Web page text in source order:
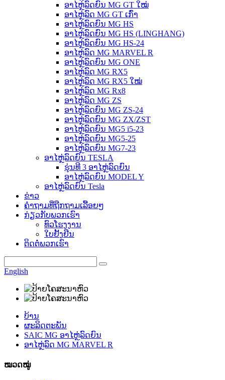
ອາໄຫຼ່ລົດຍົນ MG GT ໃໝ່
ອາໄຫຼ່ລົດ MG GT ເກົ່າ
ອາໄຫຼ່ລົດຍົນ MG HS
ອາໄຫຼ່ລົດຍົນ MG HS (LINGHANG)
ອາໄຫຼ່ລົດຍົນ MG HS-24
ອາໄຫຼ່ລົດ MG MARVEL R
ອາໄຫຼ່ລົດຍົນ MG ONE
ອາໄຫຼ່ລົດ MG RX5
ອາໄຫຼ່ລົດ MG RX5 ໃໝ່
ອາໄຫຼ່ລົດ MG Rx8
ອາໄຫຼ່ລົດ MG ZS
ອາໄຫຼ່ລົດຍົນ MG ZS-24
ອາໄຫຼ່ລົດຍົນ MG ZX/ZST
ອາໄຫຼ່ລົດຍົນ MG5 i5-23
ອາໄຫຼ່ລົດຍົນ MG5-25
ອາໄຫຼ່ລົດຍົນ MG7-23
ອາໄຫຼ່ລົດຍົນ TESLA
ຮຸ່ນທີ 3 ອາໄຫຼ່ລົດຍົນ
ອາໄຫຼ່ລົດຍົນ MODEL Y
ອາໄຫຼ່ລົດຍົນ Tesla
ຂ່າວ
ຄຳຖາມທີ່ຖືກຖາມເລື້ອຍໆ
ກ່ຽວກັບພວກເຮົາ
ທົວໂຮງງານ
ໃບຢັ້ງຢືນ
ຕິດຕໍ່ພວກເຮົາ
English
ບ້ານ
ຜະລິດຕະພັນ
SAIC MG ອາໄຫຼ່ລົດຍົນ
ອາໄຫຼ່ລົດ MG MARVEL R
ໝວດໝູ່